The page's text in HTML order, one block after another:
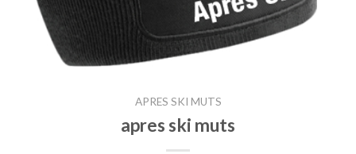
APRES SKI MUTS
apres ski muts